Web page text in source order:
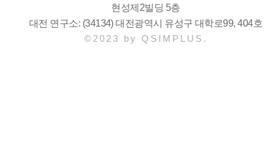
현성제2빌딩 5층
대전 연구소: (34134) 대전광역시 유성구 대학로99, 404호
©2023 by QSIMPLUS.